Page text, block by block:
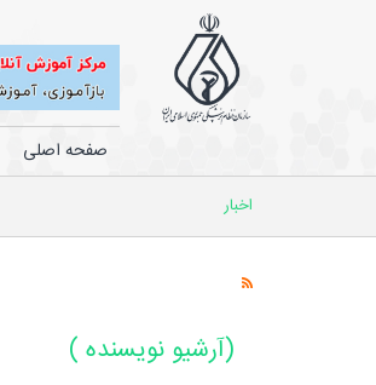
صفحه اصلی
اخبار
(آرشیو نویسنده )